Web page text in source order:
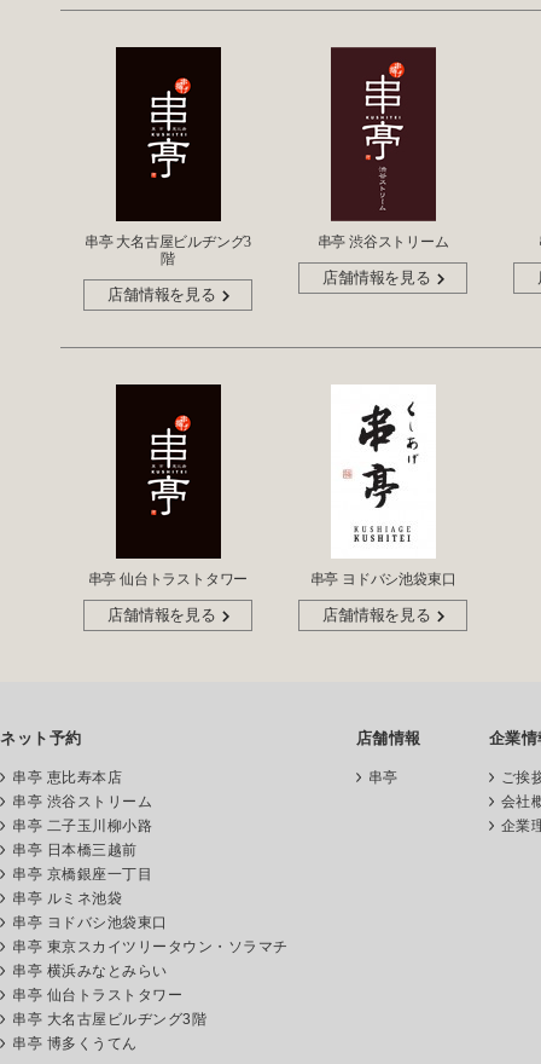
串亭 大名古屋ビルヂング3
階
店舗情報を見る
串亭 渋谷ストリーム
店舗情報を見る
串亭 仙台トラストタワー
店舗情報を見る
串亭 ヨドバシ池袋東口
店舗情報を見る
ネット予約
串亭 恵比寿本店
串亭 渋谷ストリーム
串亭 二子玉川柳小路
串亭 日本橋三越前
串亭 京橋銀座一丁目
串亭 ルミネ池袋
串亭 ヨドバシ池袋東口
串亭 東京スカイツリータウン・ソラマチ
串亭 横浜みなとみらい
串亭 仙台トラストタワー
串亭 大名古屋ビルヂング3階
串亭 博多くうてん
店舗情報
串亭
企業情
ご挨
会社
企業